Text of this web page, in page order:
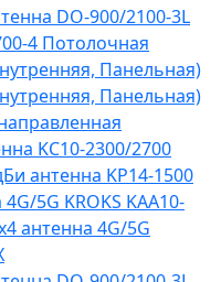
DO-900/2100-3L
4 Потолочная
Панельная)
Панельная)
KC10-2300/2700
антенна KP14-1500
5G KROKS KAA10-
антенна 4G/5G